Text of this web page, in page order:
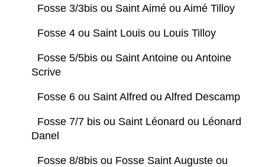
Fosse 3/3bis ou Saint Aimé ou Aimé Tilloy
Fosse 4 ou Saint Louis ou Louis Tilloy
Fosse 5/5bis ou Saint Antoine ou Antoine
Scrive
Fosse 6 ou Saint Alfred ou Alfred Descamp
Fosse 7/7 bis ou Saint Léonard ou Léonard
Danel
Fosse 8/8bis ou Fosse Saint Auguste ou